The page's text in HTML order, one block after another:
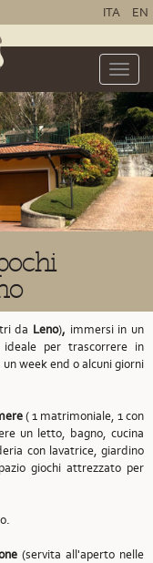
ITA EN
Toggle
da Leno), immersi in un
per trascorrere in
week end o alcuni giorni
( 1 matrimoniale, 1 con
un letto, bagno, cucina
con lavatrice, giardino
giochi attrezzato per
(servita all'aperto nelle